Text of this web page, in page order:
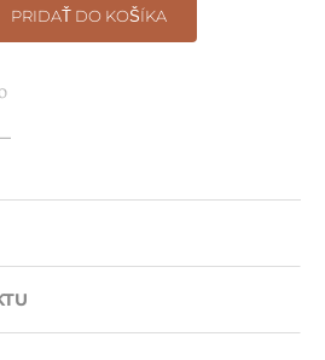
PRIDAŤ DO KOŠÍKA